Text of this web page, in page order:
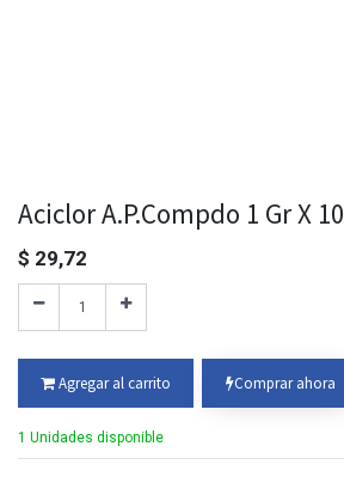
Aciclor A.P.Compdo 1 Gr X 10
$ 29,72
Agregar al carrito Comprar ahora
1 Unidades disponible